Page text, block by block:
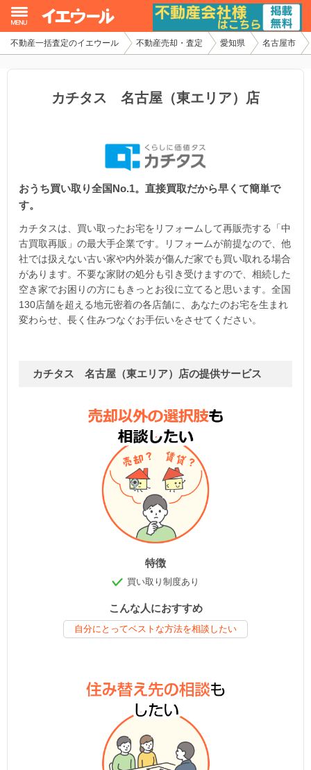
不動産一括査定のイエウール 不動産売却・査定 愛知県 名古屋市
カチタス 名古屋（東エリア）店
おうち買い取り全国No.1。直接買取だから早くて簡単で
す。
カチタスは、買い取ったお宅をリフォームして再販売する「中
古買取再販」の最大手企業です。リフォームが前提なので、他
社では扱えない古い家や内外装が傷んだ家でも買い取れる場合
があります。不要な家財の処分も引き受けますので、相続した
空き家でお困りの方にもきっとお役に立てると思います。全国
130店舗を超える地元密着の各店舗に、あなたのお宅を生まれ
変わらせ、長く住みつなぐお手伝いをさせてください。
カチタス 名古屋（東エリア）店の提供サービス
特徴
買い取り制度あり
こんな人におすすめ
自分にとってベストな方法を相談したい
イエウール加盟希望の不動産会社様
不動産の売却・一括査定
家査定シミュレーター
お問い合わせ